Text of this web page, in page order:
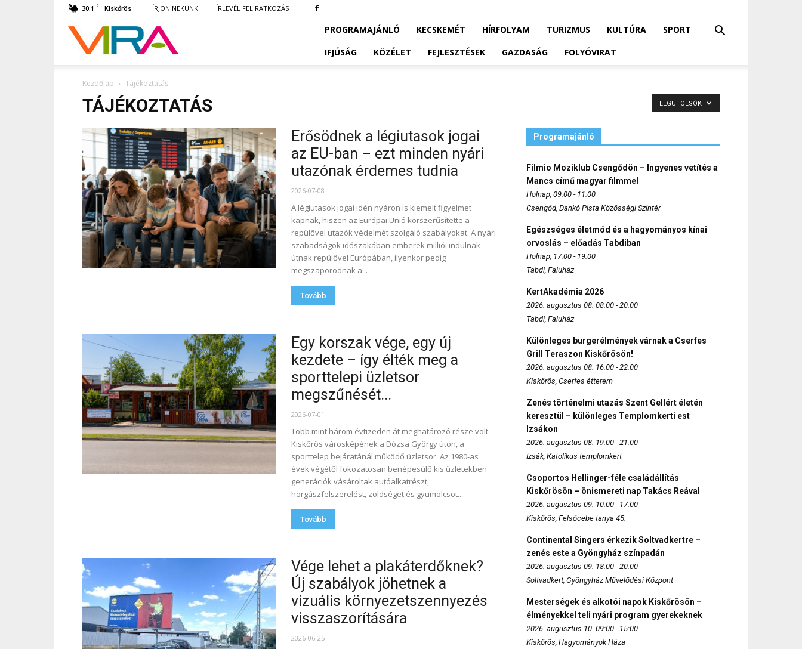
30.1 C Kiskőrös ÍRJON NEKÜNK! HÍRLEVÉL FELIRATKOZÁS
VIRA PROGRAMAJÁNLÓ KECSKEMÉT HÍRFOLYAM TURIZMUS KULTÚRA
SPORT
IFJÚSÁG
KÖZÉLET FEJLESZTÉSEK GAZDASÁG FOLYÓVIRAT
Kezdőlap Tájékoztatás
TÁJÉKOZTATÁS LEGUTOLSÓK
Erősödnek a légiutasok jogai
az EU-ban – ezt minden nyári
utazónak érdemes tudnia
2026-07-08
A légiutasok jogai idén nyáron is kiemelt figyelmet
kapnak, hiszen az Európai Unió korszerűsítette a
repülővel utazók védelmét szolgáló szabályokat. A nyári
szabadságok időszakában emberek milliói indulnak
útnak repülővel Európában, ilyenkor pedig
megszaporodnak a...
Tovább
Egy korszak vége, egy új
kezdete – így élték meg a
sporttelepi üzletsor
megszűnését...
2026-07-01
Több mint három évtizeden át meghatározó része volt
Kiskőrös városképének a Dózsa György úton, a
sporttelep bejáratánál működő üzletsor. Az 1980-as
évek végétől fokozatosan benépesülő kis üzletekben
generációk vásároltak autóalkatrészt,
horgászfelszerelést, zöldséget és gyümölcsöt....
Tovább
Vége lehet a plakáterdőknek?
Új szabályok jöhetnek a
vizuális környezetszennyezés
visszaszorítására
2026-06-25
Programajánló
Filmio Moziklub Csengődön – Ingyenes vetítés a
Mancs című magyar filmmel
Holnap, 09:00 - 11:00
Csengőd, Dankó Pista Közösségi Színtér
Egészséges életmód és a hagyományos kínai
orvoslás – előadás Tabdiban
Holnap, 17:00 - 19:00
Tabdi, Faluház
KertAkadémia 2026
2026. augusztus 08. 08:00 - 20:00
Tabdi, Faluház
Különleges burgerélmények várnak a Cserfes
Grill Teraszon Kiskőrösön!
2026. augusztus 08. 16:00 - 22:00
Kiskőrös, Cserfes étterem
Zenés történelmi utazás Szent Gellért életén
keresztül – különleges Templomkerti est
Izsákon
2026. augusztus 08. 19:00 - 21:00
Izsák, Katolikus templomkert
Csoportos Hellinger-féle családállítás
Kiskőrösön – önismereti nap Takács Reával
2026. augusztus 09. 10:00 - 17:00
Kiskőrös, Felsőcebe tanya 45.
Continental Singers érkezik Soltvadkertre –
zenés este a Gyöngyház színpadán
2026. augusztus 09. 18:00 - 20:00
Soltvadkert, Gyöngyház Művelődési Központ
Mesterségek és alkotói napok Kiskőrösön –
élményekkel teli nyári program gyerekeknek
2026. augusztus 10. 09:00 - 15:00
Kiskőrös, Hagyományok Háza